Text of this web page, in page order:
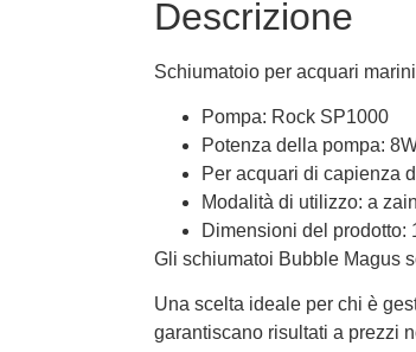
Descrizione
Schiumatoio per acquari
Pompa: Rock SP1000
Potenza della pompa:
Per acquari di capienza
Modalità di utilizzo: a
Dimensioni del prodotto:
Gli schiumatoi Bubble Magus
Una scelta ideale per chi è
garantiscano risultati a prezzi